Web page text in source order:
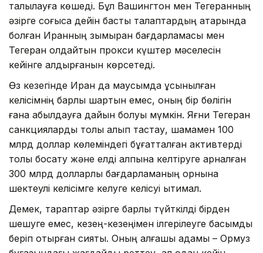
талқылауға көшеді. Бұл Вашингтон мен Тегеранның
әзірге соғысқа дейін басты талаптардың қатарында
болған Иранның зымыран бағдарламасы мен
Тегеран қолдайтын прокси күштер мәселесін
кейінге қалдырғанын көрсетеді.
Өз кезегінде Иран да маусымда ұсынылған
келісімнің барлық шартын емес, оның бір бөлігін
ғана қабылдауға дайын болуы мүмкін. Яғни Тегеран
санкцияларды толық алып тастау, шамамен 100
млрд доллар көлеміндегі бұғатталған активтерді
толық босату және елді қалпына келтіруге арналған
300 млрд долларлық бағдарламаның орнына
шектеулі келісімге келуге келісуі ықтимал.
Демек, тараптар әзірге барлық түйткілді бірден
шешуге емес, кезең-кезеңімен ілгерілеуге басымдық
беріп отырған сияқты. Оның алғашқы қадамы – Ормуз